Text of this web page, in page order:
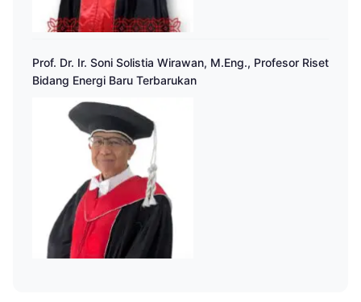
Prof. Dr. Ir. Soni Solistia Wirawan, M.Eng., Profesor Riset
Bidang Energi Baru Terbarukan